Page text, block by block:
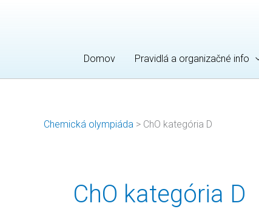
Domov Pravidlá a organizačné info
Chemická olympiáda > ChO kategória D
ChO kategória D